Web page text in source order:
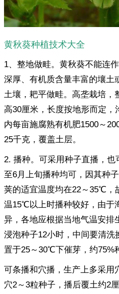
黄秋葵种植技术大全
1、整地做畦。黄秋葵不能连
深厚、有机质含量丰富的壤土
土壤，耙平做畦。高垄栽培，
高30厘米，长度按地形而定，
内每亩施腐熟有机肥1500～
25千克，覆盖土层。
2. 播种。可采用种子直播，也
至6月上旬播种均可，因其种
荚的适宜温度均在22～35℃，
温15℃以上时播种较好，由于
异，各地应根据当地气温安排
浸泡种子12小时，中间要清洗
置于25～30℃下催芽，约75%
可条播和穴播，生产上多采用
穴2～3粒种子，播后覆土约2